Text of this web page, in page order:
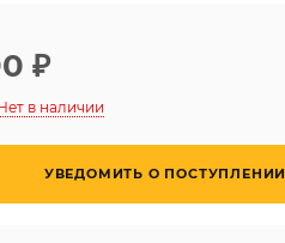
₽
в наличии
УВЕДОМИТЬ О ПОСТУПЛЕНИИ